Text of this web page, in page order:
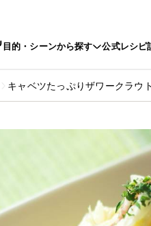
目的・シーンから探す 公式レシピ
キャベツたっぷりザワークラウト